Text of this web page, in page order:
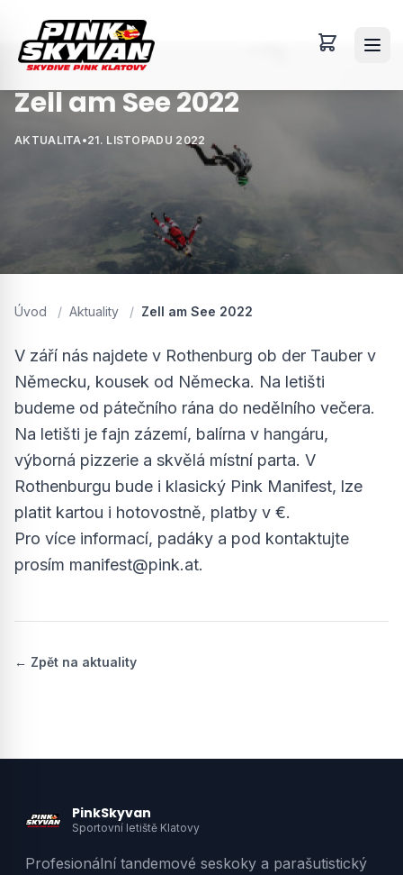
Zell am See 2022
AKTUALITA•21. LISTOPADU 2022
Úvod / Aktuality / Zell am See 2022
V září nás najdete v Rothenburg ob der Tauber v
Německu, kousek od Německa. Na letišti
budeme od pátečního rána do nedělního večera.
Na letišti je fajn zázemí, balírna v hangáru,
výborná pizzerie a skvělá místní parta. V
Rothenburgu bude i klasický Pink Manifest, lze
platit kartou i hotovostně, platby v €.
Pro více informací, padáky a pod kontaktujte
prosím manifest@pink.at.
← Zpět na aktuality
PinkSkyvan
Sportovní letiště Klatovy
Profesionální tandemové seskoky a parašutistický